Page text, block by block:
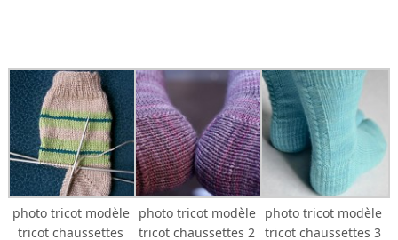
photo tricot modèle
tricot chaussettes
photo tricot modèle
tricot chaussettes 2
photo tricot modèle
tricot chaussettes 3